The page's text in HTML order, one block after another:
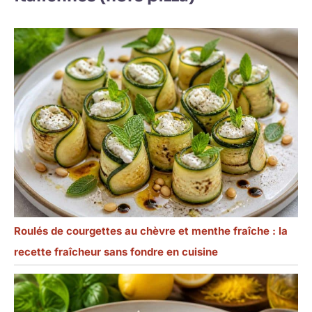
qui le rend plus
utiliser.
Roulés de courgettes au chèvre et menthe fraîche : la
recette fraîcheur sans fondre en cuisine